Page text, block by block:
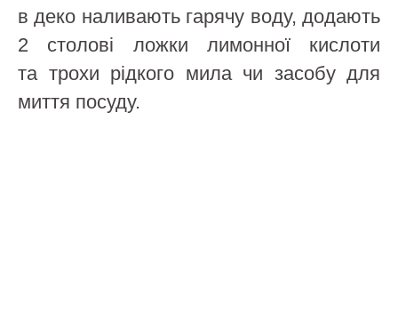
в деко наливають гарячу воду, додають
2 столові ложки лимонної кислоти
та трохи рідкого мила чи засобу для
миття посуду.